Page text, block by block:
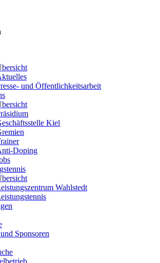
und Öffentlichkeitsarbeit
Kiel
Doping
Wahlstedt
Sponsoren